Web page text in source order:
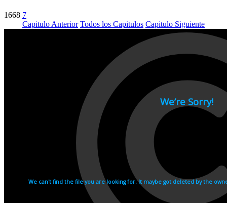
1668 7
Capitulo Anterior Todos los Capitulos Capitulo Siguiente